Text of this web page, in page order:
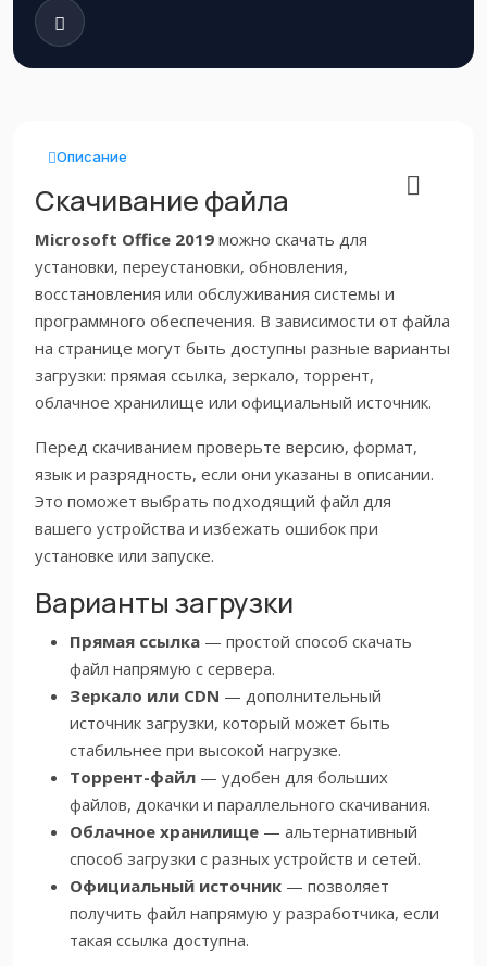
Описание
Скачивание файла
Microsoft Office 2019 можно скачать для
установки, переустановки, обновления,
восстановления или обслуживания системы и
программного обеспечения. В зависимости от файла
на странице могут быть доступны разные варианты
загрузки: прямая ссылка, зеркало, торрент,
облачное хранилище или официальный источник.
Перед скачиванием проверьте версию, формат,
язык и разрядность, если они указаны в описании.
Это поможет выбрать подходящий файл для
вашего устройства и избежать ошибок при
установке или запуске.
Варианты загрузки
Прямая ссылка — простой способ скачать
файл напрямую с сервера.
Зеркало или CDN — дополнительный
источник загрузки, который может быть
стабильнее при высокой нагрузке.
Торрент-файл — удобен для больших
файлов, докачки и параллельного скачивания.
Облачное хранилище — альтернативный
способ загрузки с разных устройств и сетей.
Официальный источник — позволяет
получить файл напрямую у разработчика, если
такая ссылка доступна.